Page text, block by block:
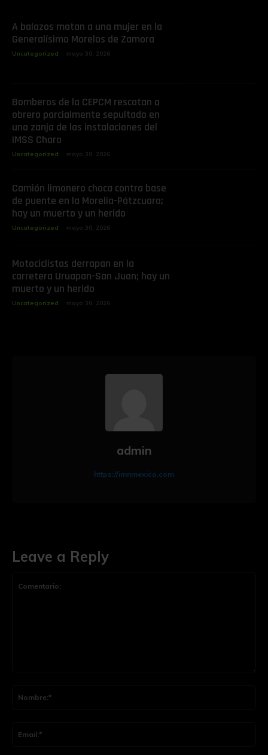
A balazos matan a una mujer en la
Generalísimo Morelos de Zamora
Uncategorized mayo 30, 2026
Bomberos de la CEPCM rescatan a
obrero parcialmente sepultado en
una zanja de las instalaciones del
IMSS Charo
Uncategorized mayo 30, 2026
Camión limonero choca contra base
de puente en la Morelia-Pátzcuaro;
hay un muerto y un herido
Uncategorized mayo 30, 2026
Motociclistas derrapan en la
carretera Uruapan-San Juan; hay un
muerto y un herido
Uncategorized mayo 30, 2026
Leave a Reply
admin
https://imnmexico.com